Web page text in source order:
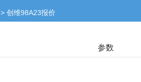
> 创维98A23报价
参数